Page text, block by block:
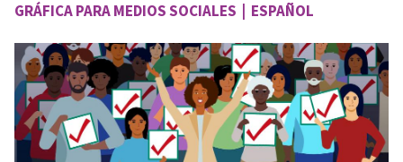
GRÁFICA PARA MEDIOS SOCIALES | ESPAÑOL
Image